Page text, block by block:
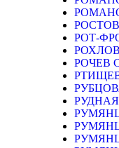
РОСТОВ
РОТ-
РОХЛОВ
РОЧЕВ
РТИЩЕВ